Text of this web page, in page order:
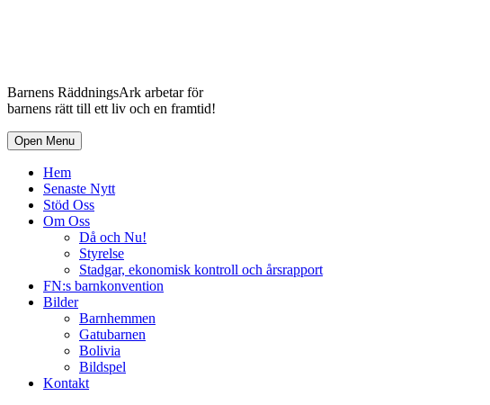
Barnens RäddningsArk arbetar för
barnens rätt till ett liv och en framtid!
Open Menu
Hem
Senaste Nytt
Stöd Oss
Om Oss
Då och Nu!
Styrelse
Stadgar, ekonomisk kontroll och årsrapport
FN:s barnkonvention
Bilder
Barnhemmen
Gatubarnen
Bolivia
Bildspel
Kontakt